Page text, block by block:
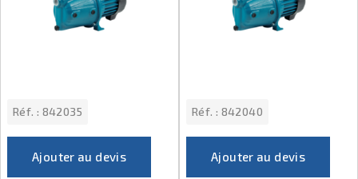
Réf. : 842035
Ajouter au devis
Réf. : 842040
Ajouter au devis